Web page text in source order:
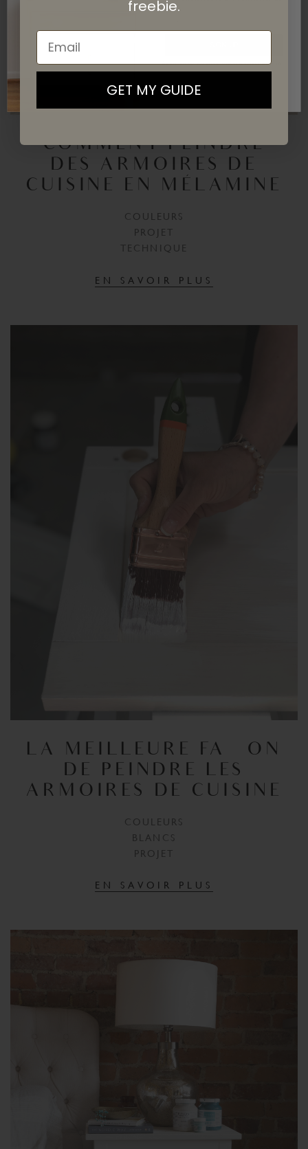
COMMENT PEINDRE
DES ARMOIRES DE
CUISINE EN MÉLAMINE
COULEURS
PROJET
TECHNIQUE
EN SAVOIR PLUS
LA MEILLEURE FAÇON
DE PEINDRE LES
ARMOIRES DE CUISINE
COULEURS
BLANCS
PROJET
EN SAVOIR PLUS
By signing up, you agree to receive email marketing
freebie.
Email
GET MY GUIDE